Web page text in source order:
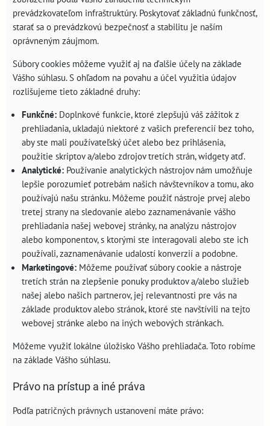
prevádzkovateľom infraštruktúry. Poskytovať základnú funkčnosť,
starať sa o prevádzkovú bezpečnosť a stabilitu je naším
oprávneným záujmom.
Súbory cookies môžeme využiť aj na ďalšie účely na základe
Vášho súhlasu. S ohľadom na povahu a účel využitia údajov
rozlišujeme tieto základné druhy:
Funkčné: Doplnkové funkcie, ktoré zlepšujú váš zážitok z
prehliadania, ukladajú niektoré z vašich preferencií bez toho,
aby ste mali používateľský účet alebo bez prihlásenia,
použitie skriptov a/alebo zdrojov tretích strán, widgety atď.
Analytické: Používanie analytických nástrojov nám umožňuje
lepšie porozumieť potrebám našich návštevníkov a tomu, ako
používajú našu stránku. Môžeme použiť nástroje prvej alebo
tretej strany na sledovanie alebo zaznamenávanie vášho
prehliadania našej webovej stránky, na analýzu nástrojov
alebo komponentov, s ktorými ste interagovali alebo ste ich
používali, zaznamenávanie udalostí konverzií a podobne.
Marketingové: Môžeme používať súbory cookie a nástroje
tretích strán na zlepšenie ponuky produktov a/alebo služieb
našej alebo našich partnerov, jej relevantnosti pre vás na
základe produktov alebo stránok, ktoré ste navštívili na tejto
webovej stránke alebo na iných webových stránkach.
Môžeme využiť lokálne úložisko Vášho prehliadača. Toto robíme
na základe Vášho súhlasu.
Právo na prístup a iné práva
Podľa patričných právnych ustanovení máte právo: